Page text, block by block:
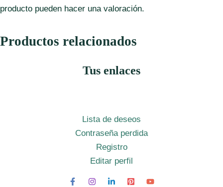
producto pueden hacer una valoración.
Productos relacionados
Tus enlaces
Lista de deseos
Contraseña perdida
Registro
Editar perfil